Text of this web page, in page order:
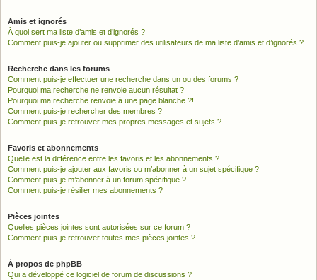
Amis et ignorés
À quoi sert ma liste d’amis et d’ignorés ?
Comment puis-je ajouter ou supprimer des utilisateurs de ma liste d’amis et d’ignorés ?
Recherche dans les forums
Comment puis-je effectuer une recherche dans un ou des forums ?
Pourquoi ma recherche ne renvoie aucun résultat ?
Pourquoi ma recherche renvoie à une page blanche ?!
Comment puis-je rechercher des membres ?
Comment puis-je retrouver mes propres messages et sujets ?
Favoris et abonnements
Quelle est la différence entre les favoris et les abonnements ?
Comment puis-je ajouter aux favoris ou m’abonner à un sujet spécifique ?
Comment puis-je m’abonner à un forum spécifique ?
Comment puis-je résilier mes abonnements ?
Pièces jointes
Quelles pièces jointes sont autorisées sur ce forum ?
Comment puis-je retrouver toutes mes pièces jointes ?
À propos de phpBB
Qui a développé ce logiciel de forum de discussions ?